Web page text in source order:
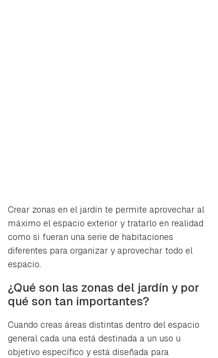
Crear zonas en el jardín te permite aprovechar al
máximo el espacio exterior y tratarlo en realidad
como si fueran una serie de habitaciones
diferentes para organizar y aprovechar todo el
espacio.
¿Qué son las zonas del jardín y por
qué son tan importantes?
Cuando creas áreas distintas dentro del espacio
general cada una está destinada a un uso u
objetivo específico y está diseñada para